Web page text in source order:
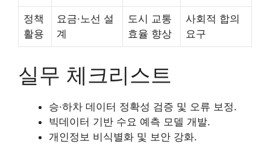
정책
활용
요금·노선 설
계
도시 교통
효율 향상
사회적 합의
요구
실무 체크리스트
승·하차 데이터 정확성 검증 및 오류 보정.
빅데이터 기반 수요 예측 모델 개발.
개인정보 비식별화 및 보안 강화.